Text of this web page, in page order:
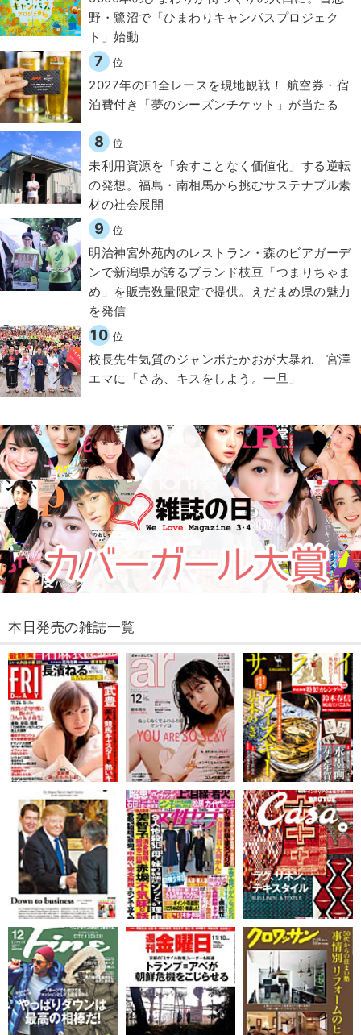
野・鷺沼で「ひまわりキャンパスプロジェク
ト」始動
7 位
2027年のF1全レースを現地観戦！ 航空券・宿
泊費付き「夢のシーズンチケット」が当たる
8 位
​​未利用資源を「余すことなく価値化」する逆転
の発想。福島・南相馬から挑むサステナブル素
材の社会展開​
9 位
明治神宮外苑内のレストラン・森のビアガーデ
ンで新潟県が誇るブランド枝豆「つまりちゃま
め」を販売数量限定で提供。えだまめ県の魅力
を発信
10 位
校長先生気質のジャンボたかおが大暴れ 宮澤
エマに「さあ、キスをしよう。一旦」
本日発売の雑誌一覧